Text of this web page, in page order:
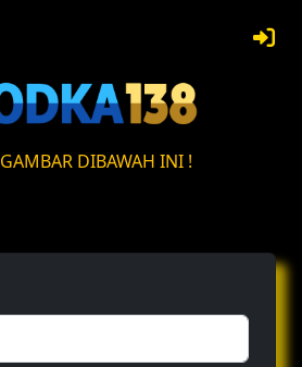
DIBAWAH INI !